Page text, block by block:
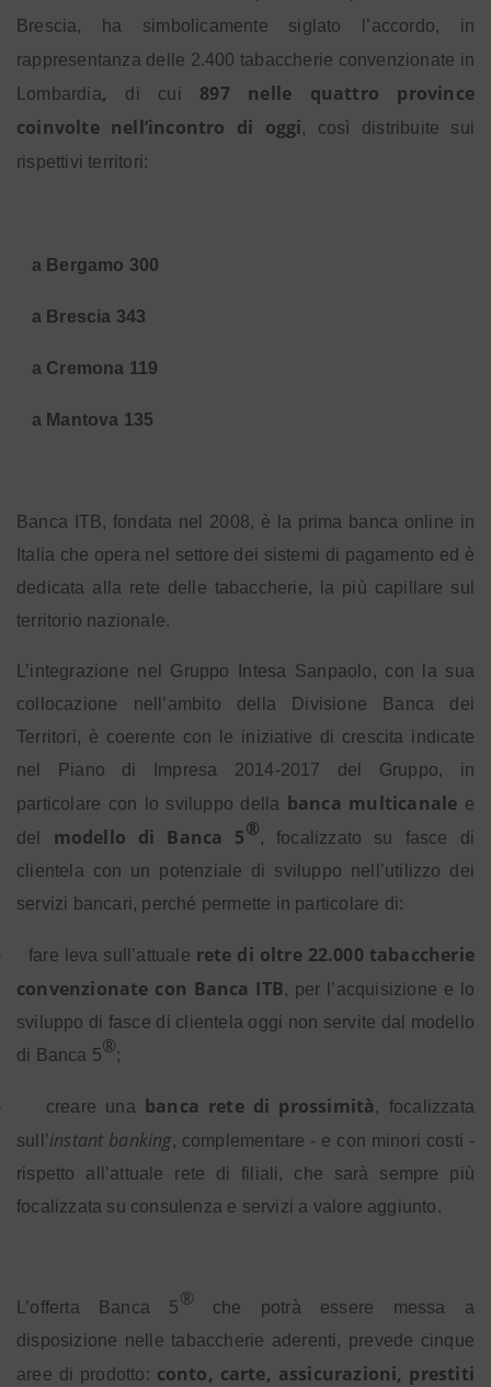
Brescia, ha simbolicamente siglato l’accordo, in
rappresentanza delle 2.400 tabaccherie convenzionate in
Lombardia, di cui
897 nelle quattro province
coinvolte nell’incontro di oggi, così distribuite sui
rispettivi territori:
a Bergamo 300
a Brescia 343
a Cremona 119
a Mantova 135
Banca ITB, fondata nel 2008, è la prima banca online in
Italia che opera nel settore dei sistemi di pagamento ed è
dedicata alla rete delle tabaccherie, la più capillare sul
territorio nazionale.
L’integrazione nel Gruppo Intesa Sanpaolo, con la sua
collocazione nell’ambito della Divisione Banca dei
Territori, è coerente con le iniziative di crescita indicate
nel Piano di Impresa 2014-2017 del Gruppo, in
particolare con lo sviluppo della banca multicanale e
del modello di Banca 5®, focalizzato su fasce di
clientela con un potenziale di sviluppo nell’utilizzo dei
servizi bancari, perché permette in particolare di:
fare leva sull’attuale rete di oltre 22.000 tabaccherie
convenzionate con Banca ITB, per l’acquisizione e lo
sviluppo di fasce di clientela oggi non servite dal modello
di Banca 5®;
creare una banca rete di prossimità , focalizzata
sull’instant banking, complementare - e con minori costi -
rispetto all’attuale rete di filiali, che sarà sempre più
focalizzata su consulenza e servizi a valore aggiunto.
L’offerta Banca 5® che potrà
essere messa a
disposizione nelle tabaccherie aderenti, prevede cinque
aree di prodotto: conto, carte, assicurazioni, prestiti